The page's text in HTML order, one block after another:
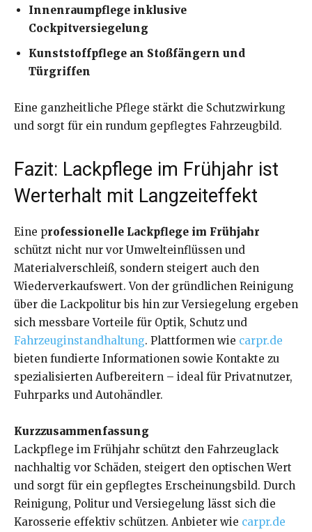
Innenraumpflege inklusive
Cockpitversiegelung
Kunststoffpflege an Stoßfängern und
Türgriffen
Eine ganzheitliche Pflege stärkt die Schutzwirkung
und sorgt für ein rundum gepflegtes Fahrzeugbild.
Fazit: Lackpflege im Frühjahr ist
Werterhalt mit Langzeiteffekt
Eine professionelle Lackpflege im Frühjahr
schützt nicht nur vor Umwelteinflüssen und
Materialverschleiß, sondern steigert auch den
Wiederverkaufswert. Von der gründlichen Reinigung
über die Lackpolitur bis hin zur Versiegelung ergeben
sich messbare Vorteile für Optik, Schutz und
Fahrzeuginstandhaltung. Plattformen wie carpr.de
bieten fundierte Informationen sowie Kontakte zu
spezialisierten Aufbereitern – ideal für Privatnutzer,
Fuhrparks und Autohändler.
Kurzzusammenfassung
Lackpflege im Frühjahr schützt den Fahrzeuglack
nachhaltig vor Schäden, steigert den optischen Wert
und sorgt für ein gepflegtes Erscheinungsbild. Durch
Reinigung, Politur und Versiegelung lässt sich die
Karosserie effektiv schützen. Anbieter wie carpr.de